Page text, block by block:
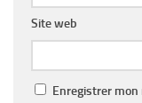
Site web
Enregistrer